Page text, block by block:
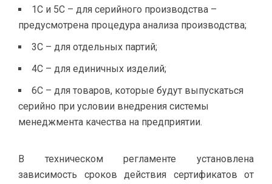
1С и 5С – для серийного производства –
предусмотрена процедура анализа производства;
3С – для отдельных партий;
4С – для единичных изделий;
6С – для товаров, которые будут выпускаться
серийно при условии внедрения системы
менеджмента качества на предприятии.
В техническом регламенте установлена
зависимость сроков действия сертификатов от